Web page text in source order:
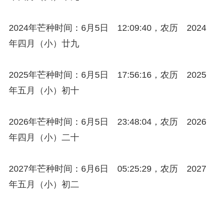
2024年芒种时间：6月5日 12:09:40，农历 2024
年四月（小）廿九
2025年芒种时间：6月5日 17:56:16，农历 2025
年五月（小）初十
2026年芒种时间：6月5日 23:48:04，农历 2026
年四月（小）二十
2027年芒种时间：6月6日 05:25:29，农历 2027
年五月（小）初二